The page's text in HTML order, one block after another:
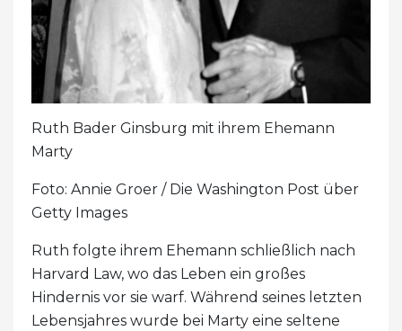
Ruth Bader Ginsburg mit ihrem Ehemann
Marty
Foto: Annie Groer / Die Washington Post über
Getty Images
Ruth folgte ihrem Ehemann schließlich nach
Harvard Law, wo das Leben ein großes
Hindernis vor sie warf. Während seines letzten
Lebensjahres wurde bei Marty eine seltene